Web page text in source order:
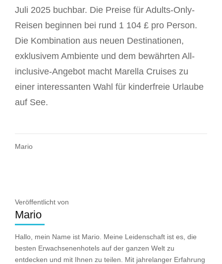
Juli 2025 buchbar. Die Preise für Adults-Only-
Reisen beginnen bei rund 1 104 £ pro Person.
Die Kombination aus neuen Destinationen,
exklusivem Ambiente und dem bewährten All-
inclusive-Angebot macht Marella Cruises zu
einer interessanten Wahl für kinderfreie Urlaube
auf See.
Mario
Veröffentlicht von
Mario
Hallo, mein Name ist Mario. Meine Leidenschaft ist es, die
besten Erwachsenenhotels auf der ganzen Welt zu
entdecken und mit Ihnen zu teilen. Mit jahrelanger Erfahrung